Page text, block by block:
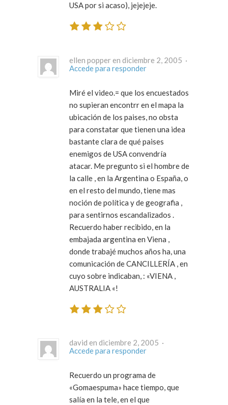
USA por si acaso), jejejeje.
ellen popper en diciembre 2, 2005 ·
Accede para responder
Miré el video.= que los encuestados
no supieran encontrr en el mapa la
ubicación de los paises, no obsta
para constatar que tienen una idea
bastante clara de qué paises
enemigos de USA convendría
atacar. Me pregunto si el hombre de
la calle , en la Argentina o España, o
en el resto del mundo, tiene mas
noción de política y de geografia ,
para sentirnos escandalizados .
Recuerdo haber recibido, en la
embajada argentina en Viena ,
donde trabajé muchos años ha, una
comunicación de CANCILLERÍA , en
cuyo sobre indicaban, : «VIENA ,
AUSTRALIA «!
david en diciembre 2, 2005 ·
Accede para responder
Recuerdo un programa de
«Gomaespuma» hace tiempo, que
salía en la tele, en el que